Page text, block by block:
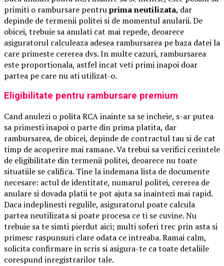
primiti o rambursare pentruprima neutilizata, dar
depinde de termenii politei si de momentul anularii. De
obicei, trebuie sa anulati cat mai repede, deoarece
asiguratorul calculeaza adesea rambursarea pe baza datei la
care primeste cererea dvs. In multe cazuri, rambursarea
este proportionala, astfel incat veti primi inapoi doar
partea pe care nu ati utilizat-o.
Eligibilitate pentru rambursare premium
Cand anulezi o polita RCA inainte sa se incheie, s-ar putea
sa primesti inapoi o parte din prima platita, dar
rambursarea, de obicei, depinde de contractul tau si de cat
timp de acoperire mai ramane. Va trebui sa verifici cerintele
de eligibilitate din termenii politei, deoarece nu toate
situatiile se califica. Tine la indemana lista de documente
necesare: actul de identitate, numarul politei, cererea de
anulare si dovada platii te pot ajuta sa inaintezi mai rapid.
Daca indeplinesti regulile, asiguratorul poate calcula
partea neutilizata si poate procesa ce ti se cuvine. Nu
trebuie sa te simti pierdut aici; multi soferi trec prin asta si
primesc raspunsuri clare odata ce intreaba. Ramai calm,
solicita confirmare in scris si asigura-te ca toate detaliile
corespund inregistrarilor tale.